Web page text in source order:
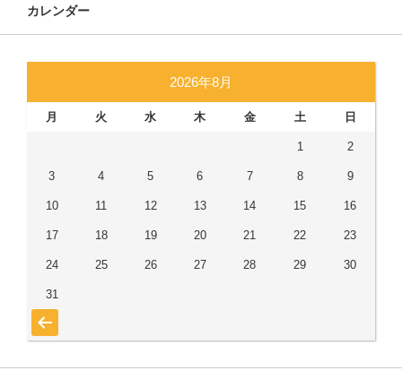
カレンダー
2026年8月
月 火 水 木 金 土 日
1 2
3 4 5 6 7 8 9
10 11 12 13 14 15 16
17 18 19 20 21 22 23
24 25 26 27 28 29 30
31
« 7月